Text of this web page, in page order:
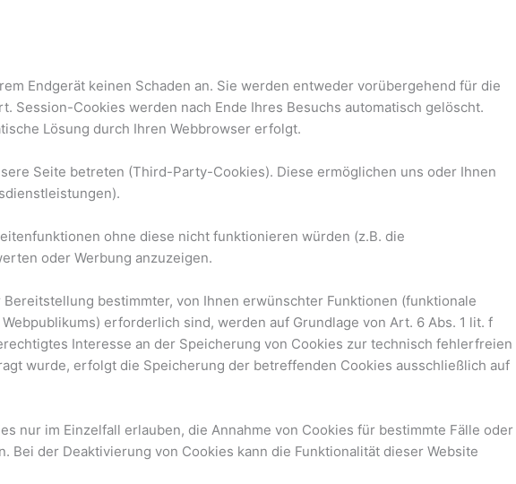
Endgerät keinen Schaden an. Sie werden entweder vorübergehend für die
Session-Cookies werden nach Ende Ihres Besuchs automatisch gelöscht.
Lösung durch Ihren Webbrowser erfolgt.
Seite betreten (Third-Party-Cookies). Diese ermöglichen uns oder Ihnen
ohne diese nicht funktionieren würden (z.B. die
oder Werbung anzuzeigen.
bestimmter, von Ihnen erwünschter Funktionen (funktionale
erforderlich sind, werden auf Grundlage von Art. 6 Abs. 1 lit. f
Interesse an der Speicherung von Cookies zur technisch fehlerfreien
wurde, erfolgt die Speicherung der betreffenden Cookies ausschließlich auf
nur im Einzelfall erlauben, die Annahme von Cookies für bestimmte Fälle oder
der Deaktivierung von Cookies kann die Funktionalität dieser Website